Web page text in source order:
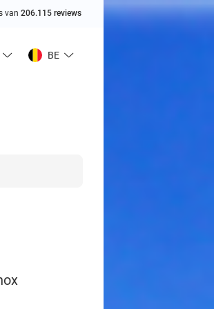
van 206.115 reviews
BE